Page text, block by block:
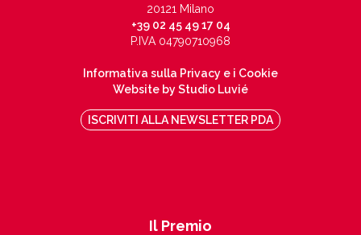
20121 Milano
+39 02 45 49 17 04
P.IVA 04790710968
Informativa sulla Privacy e i Cookie
Website by Studio Luvié
ISCRIVITI ALLA NEWSLETTER PDA
Il Premio